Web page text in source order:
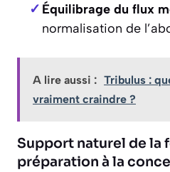
Équilibrage du flux
normalisation de
A lire aussi : Tribulus :
vraiment craindre ?
Support naturel de la
préparation à la